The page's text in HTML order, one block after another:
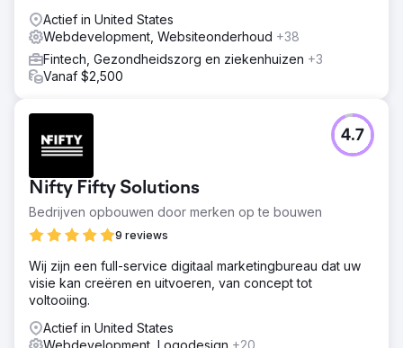
Actief in United States
Webdevelopment, Websiteonderhoud +38
Fintech, Gezondheidszorg en ziekenhuizen +3
Vanaf $2,500
Nifty Fifty Solutions
Bedrijven opbouwen door merken op te bouwen
9 reviews
4.7
Wij zijn een full-service digitaal marketingbureau dat uw
visie kan creëren en uitvoeren, van concept tot
voltooiing.
Actief in United States
Webdevelopment, Logodesign +20